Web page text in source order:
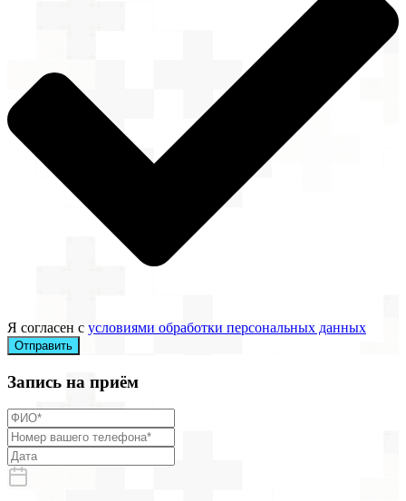
Я согласен с условиями обработки персональных данных
Отправить
Запись на приём